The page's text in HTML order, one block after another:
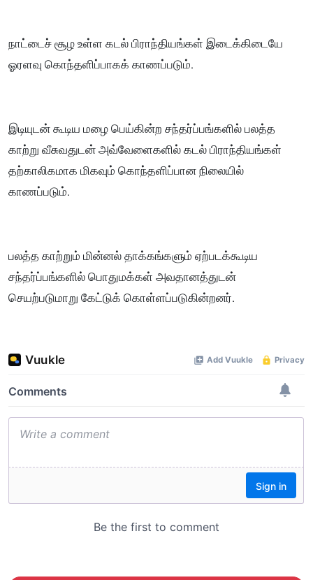
நாட்டைச் சூழ உள்ள கடல் பிராந்தியங்கள் இடைக்கிடையே
ஓரளவு கொந்தளிப்பாகக் காணப்படும்.
இடியுடன் கூடிய மழை பெய்கின்ற சந்தர்ப்பங்களில் பலத்த
காற்று வீசுவதுடன் அவ்வேளைகளில் கடல் பிராந்தியங்கள்
தற்காலிகமாக மிகவும் கொந்தளிப்பான நிலையில்
காணப்படும்.
பலத்த காற்றும் மின்னல் தாக்கங்களும் ஏற்படக்கூடிய
சந்தர்ப்பங்களில் பொதுமக்கள் அவதானத்துடன்
செயற்படுமாறு கேட்டுக் கொள்ளப்படுகின்றனர்.